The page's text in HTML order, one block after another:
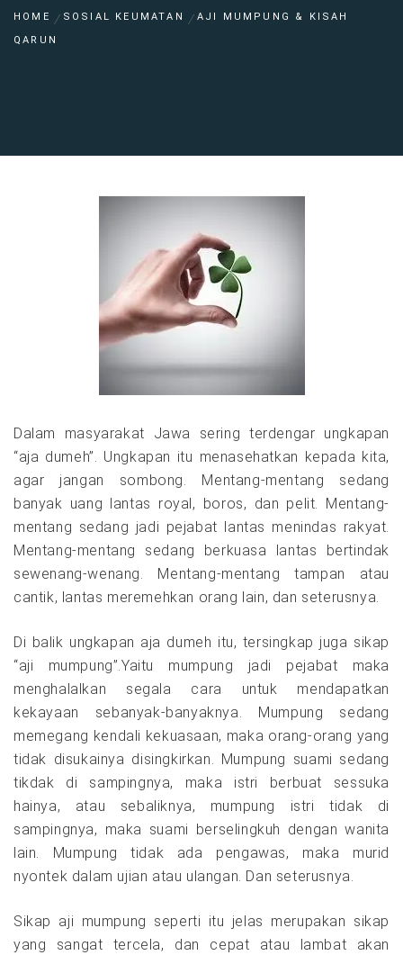
HOME SOSIAL KEUMATAN
AJI MUMPUNG & KISAH
QARUN
Dalam masyarakat Jawa sering terdengar ungkapan
“aja dumeh”. Ungkapan itu menasehatkan kepada kita,
agar jangan sombong. Mentang-mentang sedang
banyak uang lantas royal, boros, dan pelit. Mentang-
mentang sedang jadi pejabat lantas menindas rakyat.
Mentang-mentang sedang berkuasa lantas bertindak
sewenang-wenang. Mentang-mentang tampan atau
cantik, lantas meremehkan orang lain, dan seterusnya.
Di balik ungkapan aja dumeh itu, tersingkap juga sikap
“aji mumpung”.Yaitu mumpung jadi pejabat maka
menghalalkan segala cara untuk mendapatkan
kekayaan sebanyak-banyaknya. Mumpung sedang
memegang kendali kekuasaan, maka orang-orang yang
tidak disukainya disingkirkan. Mumpung suami sedang
tikdak di sampingnya, maka istri berbuat sessuka
hainya, atau sebaliknya, mumpung istri tidak di
sampingnya, maka suami berselingkuh dengan wanita
lain. Mumpung tidak ada pengawas, maka murid
nyontek dalam ujian atau ulangan. Dan seterusnya.
Sikap aji mumpung seperti itu jelas merupakan sikap
yang sangat tercela, dan cepat atau lambat akan